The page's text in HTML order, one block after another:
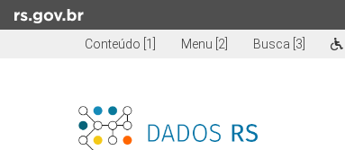
Skip to main content
Conteúdo [1] Menu [2] Busca [3]